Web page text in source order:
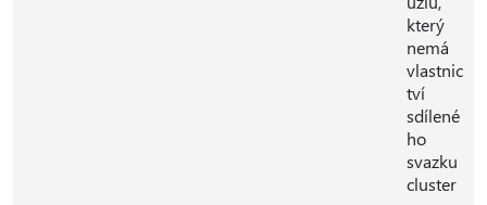
který
nemá
vlastnic
tví
sdílené
ho
svazku
cluster